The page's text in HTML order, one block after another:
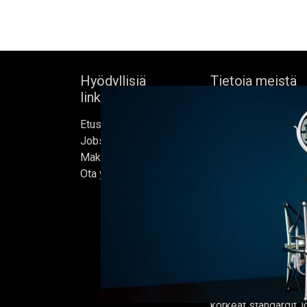
Hyödyllisiä
linkkejä
Etusivu
Jobs
Make Good
Ota yhteyttä
Tietoja meistä
Bock's Corner
itsenäinen panimo
sydämessä, joka
1890. Lähes
vuoden hiljaiselon
kunnostetussa
helmikuussa 2015,
Oluet
ja jokaisen erän on